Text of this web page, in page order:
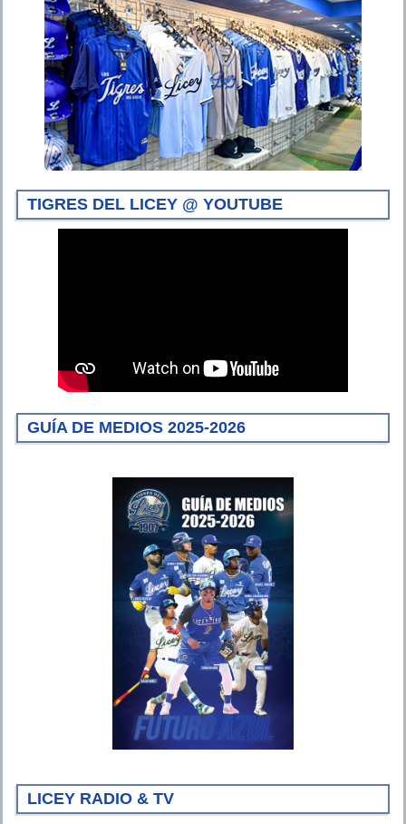
TIGRES DEL LICEY @ YOUTUBE
GUÍA DE MEDIOS 2025-2026
LICEY RADIO & TV